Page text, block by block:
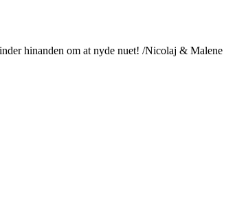
hinanden om at nyde nuet! /Nicolaj & Malene